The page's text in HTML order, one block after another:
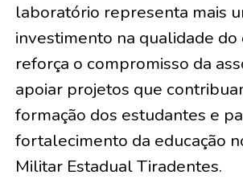
laboratório representa mais
investimento na qualidade do
reforça o compromisso da
apoiar projetos que
formação dos estudantes e
fortalecimento da educação
Militar Estadual Tiradentes.